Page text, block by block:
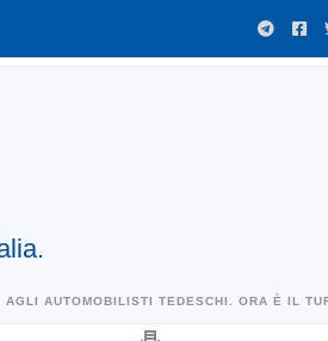
AUTOMOBILISTI TEDESCHI. ORA È IL